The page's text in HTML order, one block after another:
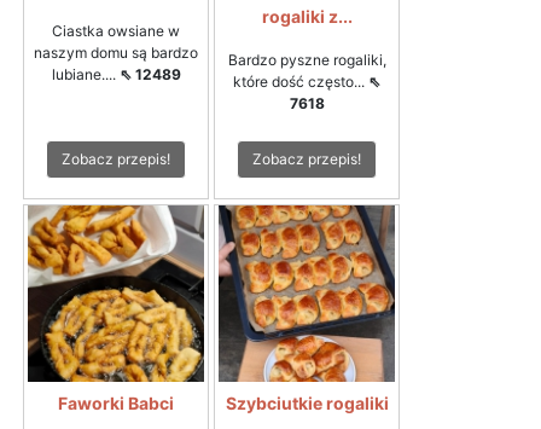
Ciastka owsiane w
naszym domu są bardzo
lubiane.... ⇖ 12489
Zobacz przepis!
rogaliki z...
Bardzo pyszne rogaliki,
które dość często... ⇖
7618
Zobacz przepis!
Faworki Babci Szybciutkie rogaliki